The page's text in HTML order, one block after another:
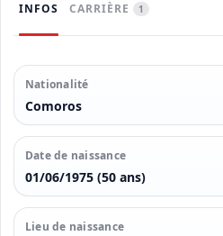
INFOS CARRIÈRE 1
Nationalité
Comoros
Date de naissance
01/06/1975 (50 ans)
Lieu de naissance